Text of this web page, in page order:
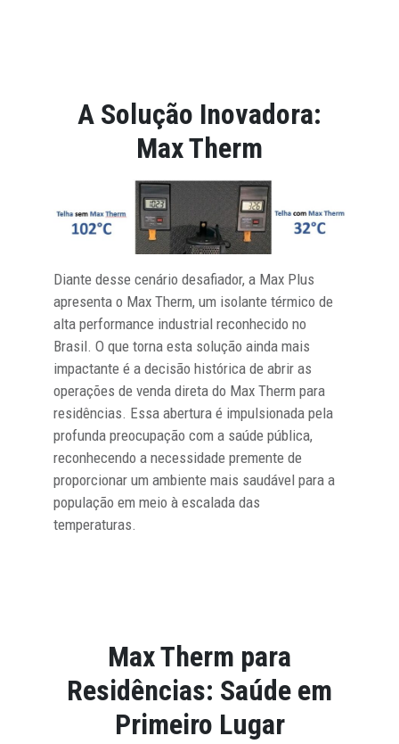
A Solução Inovadora:
Max Therm
Diante desse cenário desafiador, a Max Plus
apresenta o Max Therm, um isolante térmico de
alta performance industrial reconhecido no
Brasil. O que torna esta solução ainda mais
impactante é a decisão histórica de abrir as
operações de venda direta do Max Therm para
residências. Essa abertura é impulsionada pela
profunda preocupação com a saúde pública,
reconhecendo a necessidade premente de
proporcionar um ambiente mais saudável para a
população em meio à escalada das
temperaturas.
Max Therm para
Residências: Saúde em
Primeiro Lugar